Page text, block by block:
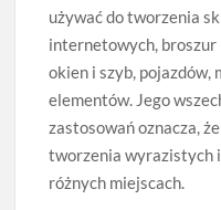
używać do tworzenia
internetowych,
okien i szyb, pojazdów,
elementów. Jego
zastosowań oznacza,
tworzenia wyrazistych
różnych miejscach.